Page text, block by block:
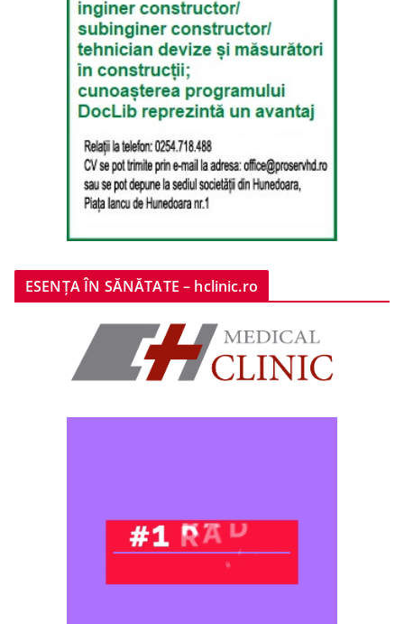
ESENȚA ÎN SĂNĂTATE – hclinic.ro